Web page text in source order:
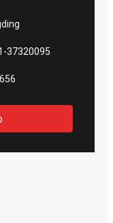
37320095